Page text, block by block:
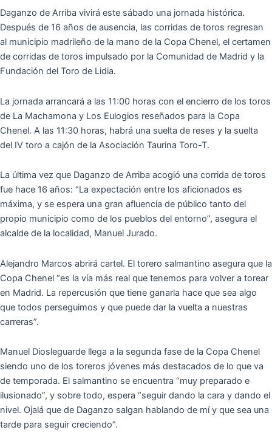
Daganzo de Arriba vivirá este sábado una jornada histórica.
Después de 16 años de ausencia, las corridas de toros regresan
al municipio madrileño de la mano de la Copa Chenel, el certamen
de corridas de toros impulsado por la Comunidad de Madrid y la
Fundación del Toro de Lidia.
La jornada arrancará a las 11:00 horas con el encierro de los toros
de La Machamona y Los Eulogios reseñados para la Copa
Chenel. A las 11:30 horas, habrá una suelta de reses y la suelta
del IV toro a cajón de la Asociación Taurina Toro-T.
La última vez que Daganzo de Arriba acogió una corrida de toros
fue hace 16 años: “La expectación entre los aficionados es
máxima, y se espera una gran afluencia de público tanto del
propio municipio como de los pueblos del entorno”, asegura el
alcalde de la localidad, Manuel Jurado.
Alejandro Marcos abrirá cartel. El torero salmantino asegura que la
Copa Chenel “es la vía más real que tenemos para volver a torear
en Madrid. La repercusión que tiene ganarla hace que sea algo
que todos perseguimos y que puede dar la vuelta a nuestras
carreras”.
Manuel Diosleguarde llega a la segunda fase de la Copa Chenel
siendo uno de los toreros jóvenes más destacados de lo que va
de temporada. El salmantino se encuentra “muy preparado e
ilusionado”, y sobre todo, espera “seguir dando la cara y dando el
nivel. Ojalá que de Daganzo salgan hablando de mí y que sea una
tarde para seguir creciendo”.